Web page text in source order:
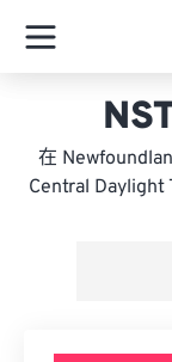
在
Central Daylight